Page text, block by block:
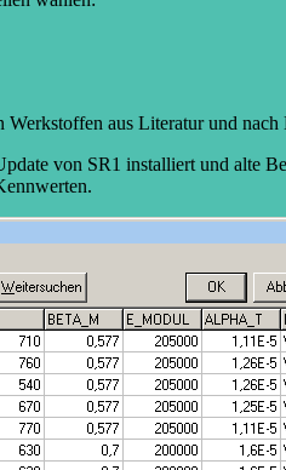
aus Literatur und nach
von SR1 installiert und alte